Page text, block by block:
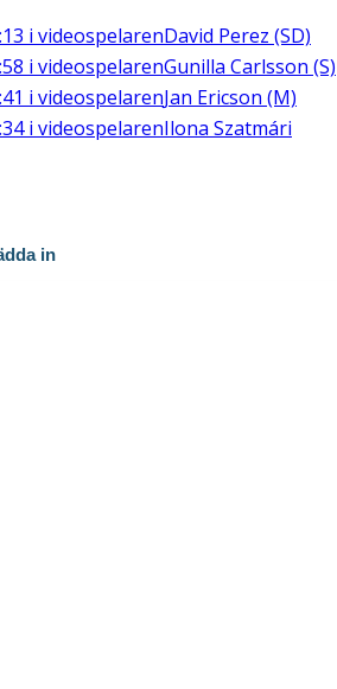
i videospelarenDavid Perez (SD)
i videospelarenGunilla Carlsson (S)
i videospelarenJan Ericson (M)
i videospelarenIlona Szatmári
in